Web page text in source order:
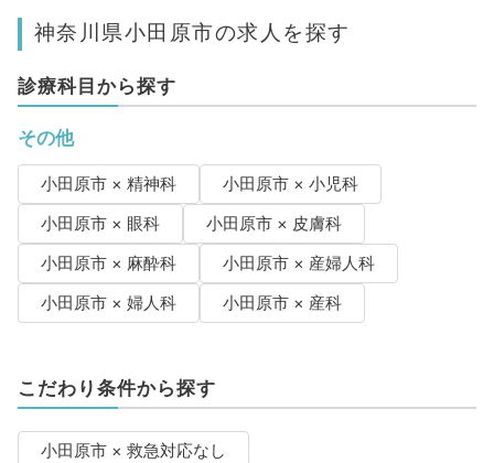
神奈川県小田原市の求人を探す
診療科目から探す
その他
小田原市 × 精神科
小田原市 × 小児科
小田原市 × 眼科
小田原市 × 皮膚科
小田原市 × 麻酔科
小田原市 × 産婦人科
小田原市 × 婦人科
小田原市 × 産科
こだわり条件から探す
小田原市 × 救急対応なし